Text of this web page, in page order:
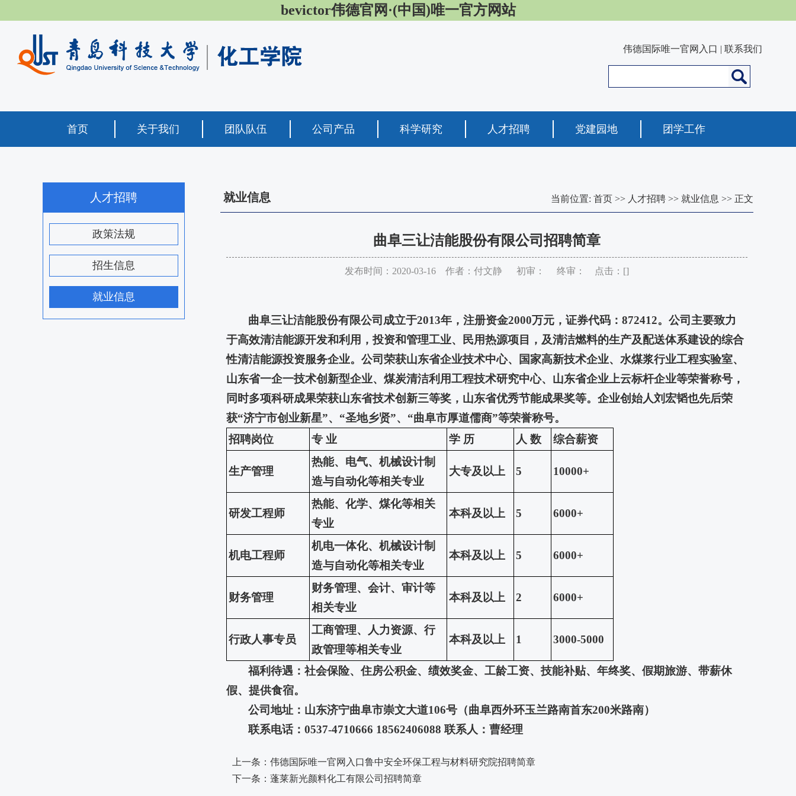
bevictor伟德官网·(中国)唯一官方网站
伟德国际唯一官网入口 | 联系我们
首页 关于我们 团队队伍 公司产品 科学研究 人才招聘 党建园地 团学工作
人才招聘
政策法规
招生信息
就业信息
就业信息 当前位置: 首页 >> 人才招聘 >> 就业信息 >> 正文
​曲阜三让洁能股份有限公司招聘简章
发布时间：2020-03-16 作者：付文静 初审： 终审： 点击：[]
曲阜三让洁能股份有限公司成立于2013年，注册资金2000万元，证券代码：872412。公司主要致力
于高效清洁能源开发和利用，投资和管理工业、民用热源项目，及清洁燃料的生产及配送体系建设的综合
性清洁能源投资服务企业。公司荣获山东省企业技术中心、国家高新技术企业、水煤浆行业工程实验室、
山东省一企一技术创新型企业、煤炭清洁利用工程技术研究中心、山东省企业上云标杆企业等荣誉称号，
同时多项科研成果荣获山东省技术创新三等奖，山东省优秀节能成果奖等。企业创始人刘宏韬也先后荣
获“济宁市创业新星”、“圣地乡贤”、“曲阜市厚道儒商”等荣誉称号。
招聘岗位
专 业 学 历 人 数 综合薪资
生产管理
热能、电气、机械设计制
造与自动化等相关专业
大专及以上 5 10000+
研发工程师
热能、化学、煤化等相关
专业
本科及以上 5 6000+
机电工程师
机电一体化、机械设计制
造与自动化等相关专业
本科及以上 5 6000+
财务管理
财务管理、会计、审计等
相关专业
本科及以上 2 6000+
行政人事专员
工商管理、人力资源、行
政管理等相关专业
本科及以上 1 3000-5000
福利待遇：社会保险、住房公积金、绩效奖金、工龄工资、技能补贴、年终奖、假期旅游、带薪休
假、提供食宿。
公司地址：山东济宁曲阜市崇文大道106号（曲阜西外环玉兰路南首东200米路南）
联系电话：0537-4710666 18562406088 联系人：曹经理
上一条： 伟德国际唯一官网入口鲁中安全环保工程与材料研究院招聘简章
下一条： 蓬莱新光颜料化工有限公司招聘简章